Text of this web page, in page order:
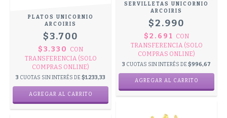
PLATOS UNICORNIO
ARCOIRIS
$3.700
$3.330
CON
TRANSFERENCIA (SOLO
COMPRAS ONLINE)
3 CUOTAS SIN INTERÉS DE $1.233,33
SERVILLETAS UNICORNIO
ARCOIRIS
$2.990
$2.691 CON
TRANSFERENCIA (SOLO
COMPRAS ONLINE)
3 CUOTAS SIN INTERÉS DE $996,67